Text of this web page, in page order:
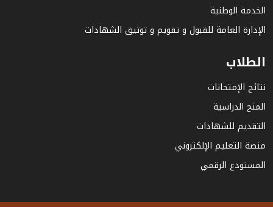
الخدمة الوطنية
الإدارة العامة للقبول و تقويم و توثيق الشهادات
الطلاب
نتائج الإمتحانات
المنح الدراسية
التقديم للشهادات
منصة التعليم الإلكتروني
المستودع الرقمي